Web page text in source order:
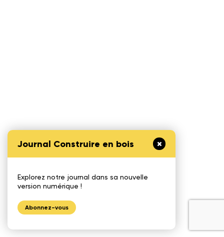
Journal Construire en bois
Explorez notre journal dans sa nouvelle
version numérique !
Abonnez-vous